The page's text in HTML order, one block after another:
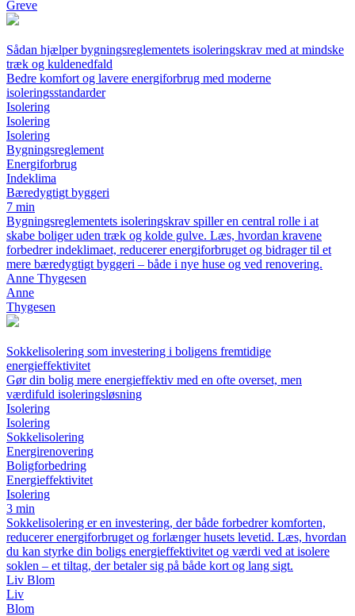
Greve
Sådan hjælper bygningsreglementets isoleringskrav med at mindske
træk og kuldenedfald
Bedre komfort og lavere energiforbrug med moderne
isoleringsstandarder
Isolering
Isolering
Isolering
Bygningsreglement
Energiforbrug
Indeklima
Bæredygtigt byggeri
7 min
Bygningsreglementets isoleringskrav spiller en central rolle i at
skabe boliger uden træk og kolde gulve. Læs, hvordan kravene
forbedrer indeklimaet, reducerer energiforbruget og bidrager til et
mere bæredygtigt byggeri – både i nye huse og ved renovering.
Anne Thygesen
Anne
Thygesen
Sokkelisolering som investering i boligens fremtidige
energieffektivitet
Gør din bolig mere energieffektiv med en ofte overset, men
værdifuld isoleringsløsning
Isolering
Isolering
Sokkelisolering
Energirenovering
Boligforbedring
Energieffektivitet
Isolering
3 min
Sokkelisolering er en investering, der både forbedrer komforten,
reducerer energiforbruget og forlænger husets levetid. Læs, hvordan
du kan styrke din boligs energieffektivitet og værdi ved at isolere
soklen – et tiltag, der betaler sig på både kort og lang sigt.
Liv Blom
Liv
Blom